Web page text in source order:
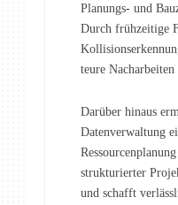
Planungs- und
Durch frühzeitige
teure Nacharbeiten
Darüber hinaus
Datenverwaltung
strukturierter
und schafft